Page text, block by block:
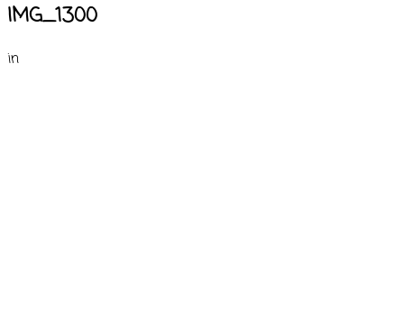
IMG_1300
in